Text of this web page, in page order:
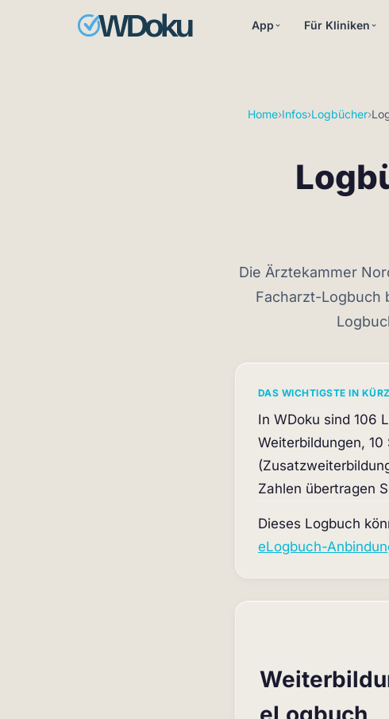
App Für Kliniken
Home›Infos›Logbücher›
Die Ärztekammer
Facharzt-Logbuch
DAS WICHTIGSTE IN
In WDoku sind 106
Weiterbildungen,
Zahlen übertragen
Dieses Logbuch
eLogbuch-